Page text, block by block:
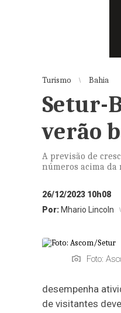
Turismo Bahia
Setur-
verão
A previsão de
números acima da
26/12/2023 10h08
Por: Mhario Lincoln
Foto:
desempenha
de visitantes